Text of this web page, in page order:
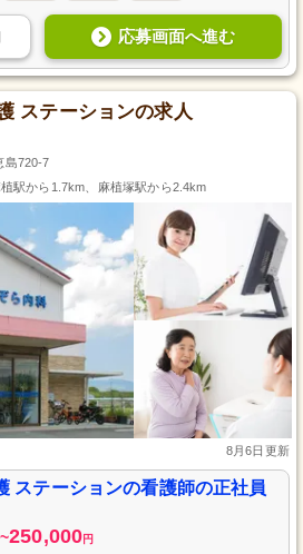
応募画面へ進む
ステーションの求人
島720-7
駅から1.7km、麻植塚駅から2.4km
8月6日更新
ステーションの看護師の正社員
~250,000円